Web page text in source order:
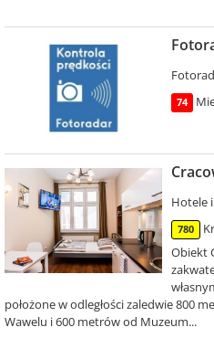
74
Hotele
780
Obiekt
położone w odległości zaledwie 800
Wawelu i 600 metrów od Muzeum...